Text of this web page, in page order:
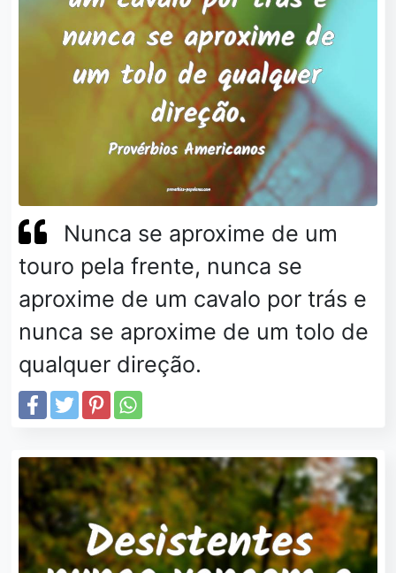
Nunca se aproxime de um
touro pela frente, nunca se
aproxime de um cavalo por trás e
nunca se aproxime de um tolo de
qualquer direção.